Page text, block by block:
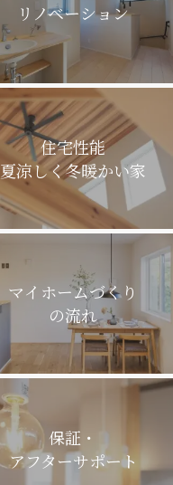
リノベーション
住宅性能
夏涼しく冬暖かい家
マイホームづくり
の流れ
保証・
アフターサポート